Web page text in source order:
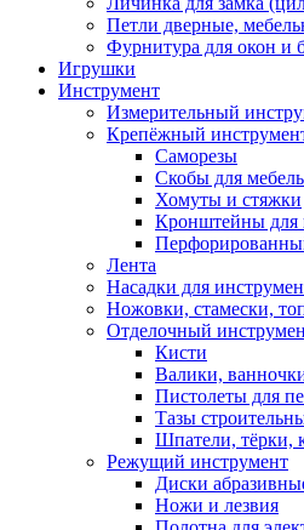
Петли дверные,
Фурнитура для окон и
Игрушки
Инструмент
Измерительный
Крепёжный
Саморезы
Скобы для
Хомуты и стяжки
Кронштейны для
Лента
Насадки для
Ножовки, стамески,
Отделочный
Кисти
Валики,
Пистолеты для
Тазы
Шпатели, тёрки,
Режущий инструмент
Диски
Ножи и лезвия